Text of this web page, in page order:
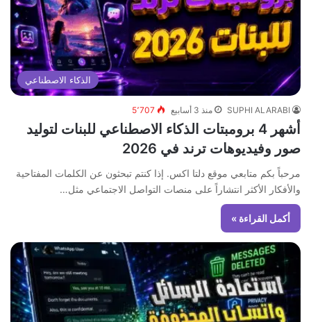
الذكاء الاصطناعي
SUPHI ALARABI منذ 3 أسابيع 5٬707
أشهر 4 برومبتات الذكاء الاصطناعي للبنات لتوليد
صور وفيديوهات ترند في 2026
مرحباً بكم متابعي موقع دلتا اكس. إذا كنتم تبحثون عن الكلمات المفتاحية
والأفكار الأكثر انتشاراً على منصات التواصل الاجتماعي مثل…
أكمل القراءة »